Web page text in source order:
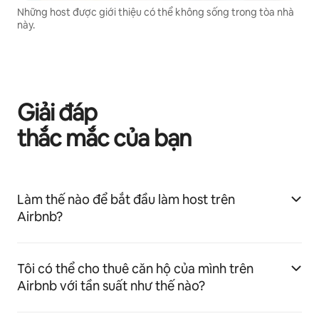
Những host được giới thiệu có thể không sống trong tòa nhà
này.
Giải đáp
thắc mắc của bạn
Làm thế nào để bắt đầu làm host trên
Airbnb?
Tôi có thể cho thuê căn hộ của mình trên
Airbnb với tần suất như thế nào?